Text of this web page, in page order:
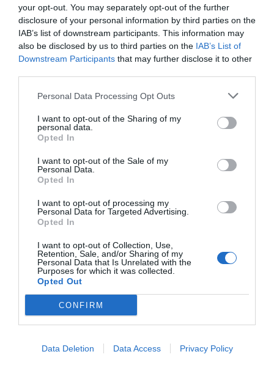
your opt-out. You may separately opt-out of the further
disclosure of your personal information by third parties on the
IAB’s list of downstream participants. This information may
also be disclosed by us to third parties on the IAB’s List of
Downstream Participants that may further disclose it to other
Personal Data Processing Opt Outs
I want to opt-out of the Sharing of my
personal data.
Opted In
I want to opt-out of the Sale of my
Personal Data.
Opted In
I want to opt-out of processing my
Personal Data for Targeted Advertising.
Opted In
I want to opt-out of Collection, Use,
Retention, Sale, and/or Sharing of my
Personal Data that Is Unrelated with the
Purposes for which it was collected.
Opted Out
CONFIRM
Data Deletion Data Access Privacy Policy